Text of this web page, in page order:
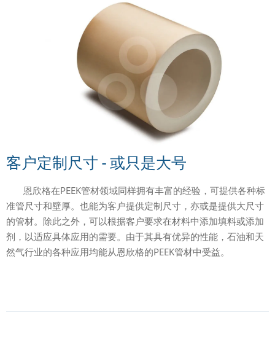
客户定制尺寸 - 或只是大号
恩欣格在PEEK管材领域同样拥有丰富的经验，可提供各种标
准管尺寸和壁厚。也能为客户提供定制尺寸，亦或是提供大尺寸
的管材。除此之外，可以根据客户要求在材料中添加填料或添加
剂，以适应具体应用的需要。由于其具有优异的性能，石油和天
然气行业的各种应用均能从恩欣格的PEEK管材中受益。